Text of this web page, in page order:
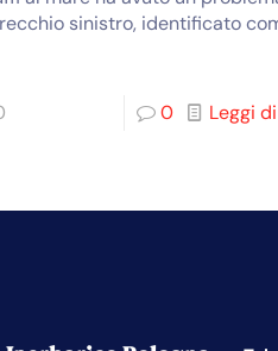
sinistro, identificato
0 Leggi